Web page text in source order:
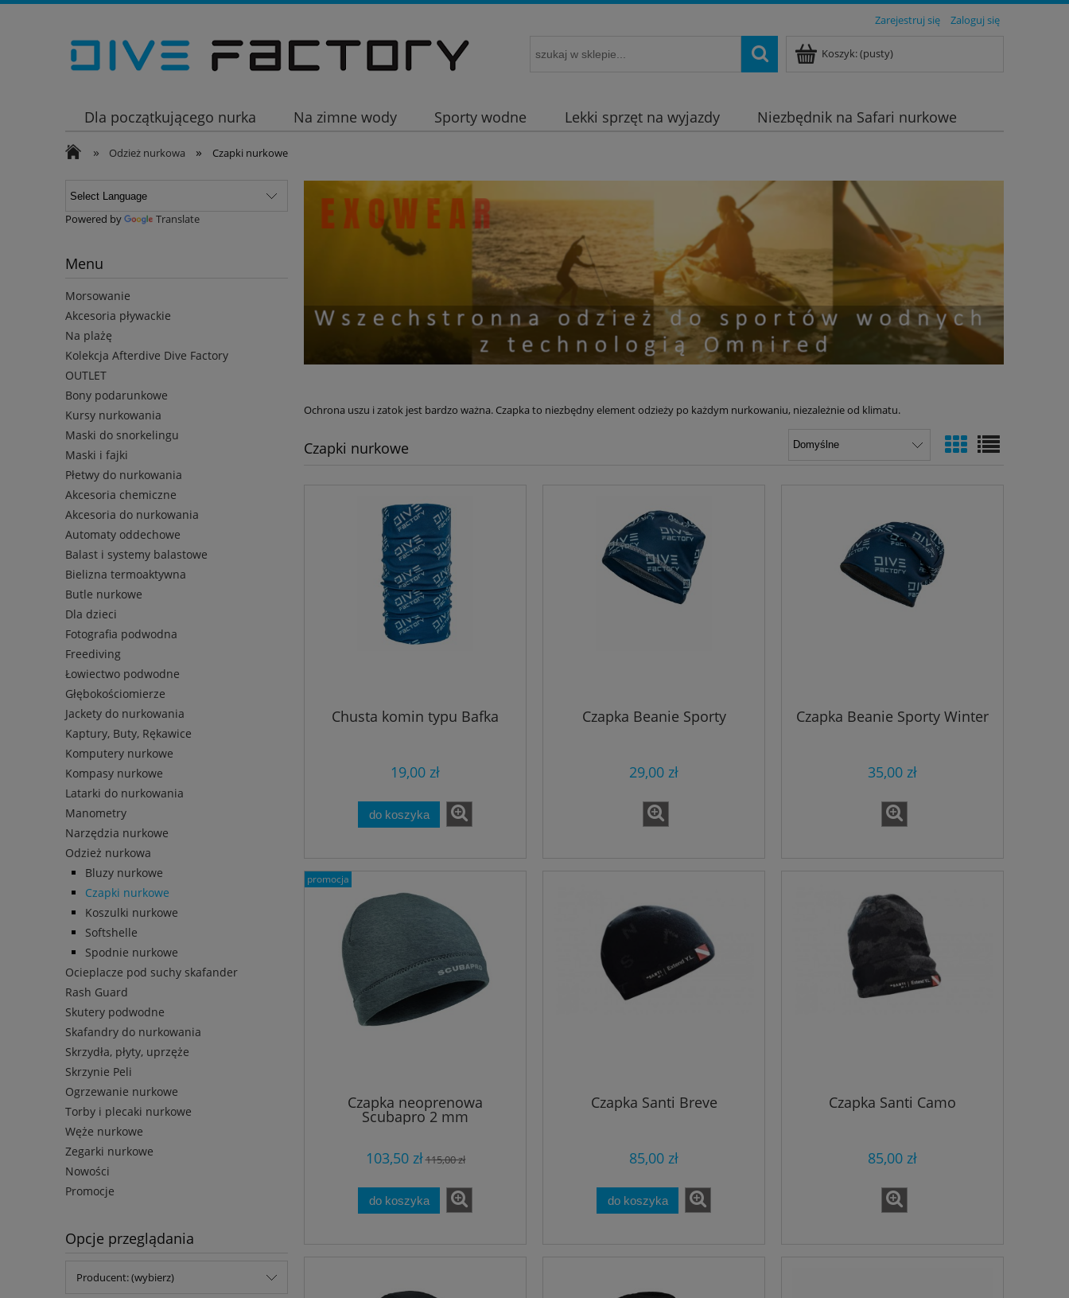
Zarejestruj się Zaloguj się
Koszyk:(pusty)
Dla początkującego nurka Na zimne wody Sporty wodne Lekki sprzęt na wyjazdy
Niezbędnik na Safari nurkowe
Wakacje
» Odzież nurkowa » Czapki nurkowe
Powered by Translate
Menu
Morsowanie
Akcesoria pływackie
Na plażę
Kolekcja Afterdive Dive Factory
OUTLET
Bony podarunkowe
Kursy nurkowania
Maski do snorkelingu
Maski i fajki
Płetwy do nurkowania
Akcesoria chemiczne
Akcesoria do nurkowania
Automaty oddechowe
Balast i systemy balastowe
Bielizna termoaktywna
Butle nurkowe
Dla dzieci
Fotografia podwodna
Freediving
Łowiectwo podwodne
Głębokościomierze
Jackety do nurkowania
Kaptury, Buty, Rękawice
Komputery nurkowe
Kompasy nurkowe
Latarki do nurkowania
Manometry
Narzędzia nurkowe
Odzież nurkowa
Bluzy nurkowe
Czapki nurkowe
Koszulki nurkowe
Softshelle
Spodnie nurkowe
Ocieplacze pod suchy skafander
Rash Guard
Skutery podwodne
Skafandry do nurkowania
Skrzydła, płyty, uprzęże
Skrzynie Peli
Ogrzewanie nurkowe
Torby i plecaki nurkowe
Węże nurkowe
Zegarki nurkowe
Nowości
Promocje
Opcje przeglądania
Producent: (wybierz)
Ochrona uszu i zatok jest bardzo ważna. Czapka to niezbędny element odzieży po każdym nurkowaniu, niezależnie od klimatu.
Czapki nurkowe
Chusta komin typu Bafka
19,00 zł
do koszyka
Czapka Beanie Sporty
29,00 zł
Czapka Beanie Sporty Winter
35,00 zł
Czapka neoprenowa
Scubapro 2 mm
103,50 zł115,00 zł
do koszyka
promocja
Czapka Santi Breve
85,00 zł
do koszyka
Czapka Santi Camo
85,00 zł